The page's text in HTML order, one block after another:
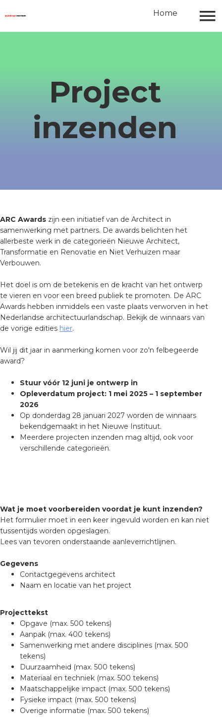
Jury
Jury Transformatie en Renovatie
Award
Jury Niet Verhuizen maar
Verbouwen Award
Home
Project
inzenden​​​​​​​
ARC Awards zijn een initiatief van de Architect in
samenwerking met partners. De awards belichten het
allerbeste werk in de categorieën Nieuwe Architect,
Transformatie en Renovatie en Niet Verhuizen maar
Verbouwen.
Het doel is om de betekenis en de kracht van het ontwerp
te vieren en voor een breed publiek te promoten. De ARC
Awards hebben inmiddels een vaste plaats verworven in het
Nederlandse architectuurlandschap. Bekijk de winnaars van
de vorige edities hier.
Wil jij dit jaar in aanmerking komen voor zo'n felbegeerde
award?
Stuur vóór 12 juni je ontwerp in
Opleverdatum project: 1 mei 2025 – 1 september
2026
Op donderdag 28 januari 2027 worden de winnaars
bekendgemaakt in het Nieuwe Instituut.
Meerdere projecten inzenden mag altijd, ook voor
verschillende categorieën.
Wat je moet voorbereiden voordat je kunt inzenden?
Het formulier moet in een keer ingevuld worden en kan niet
tussentijds worden opgeslagen.
Lees van tevoren onderstaande aanleverrichtlijnen.
Gegevens
Contactgegevens architect
Naam en locatie van het project
Projecttekst
Opgave (max. 500 tekens)
Aanpak (max. 400 tekens)
Samenwerking met andere disciplines (max. 500
tekens)
Duurzaamheid (max. 500 tekens)
Materiaal en techniek (max. 500 tekens)
Maatschappelijke impact (max. 500 tekens)
Fysieke impact (max. 500 tekens)
Overige informatie (max. 500 tekens)